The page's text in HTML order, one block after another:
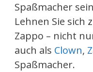
Spaßmacher
Lehnen Sie sich
Zappo – nicht
auch als Clown,
Spaßmacher.